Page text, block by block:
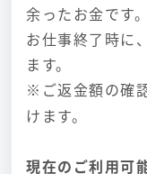
余ったお金です。
お仕事終了時に
ます。
※ご返金額の確
けます。
現在のご利用可